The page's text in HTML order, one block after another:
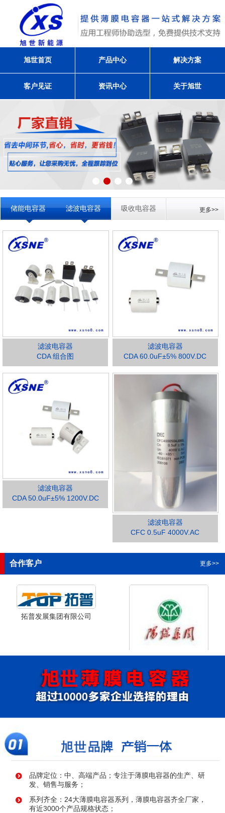
旭世首页 产品中心 解决方案
客户见证 资讯中心 关于旭世
储能电容器 滤波电容器 吸收电容器 更多>>
滤波电容器
CDA 组合图
滤波电容器
CDA 60.0uF±5% 800V.DC
滤波电容器
CDA 50.0uF±5% 1200V.DC
滤波电容器
CFC 0.5uF 4000V.AC
合作客户 更多>>
拓普发展集团有限公司
山西省阳泉市阳泉煤业集团
品牌定位：中、高端产品；专注于薄膜电容器的生产、研
发、销售与服务；
系列齐全：24大薄膜电容器系列，薄膜电容器齐全厂家，
有近3000个产品规格状态；